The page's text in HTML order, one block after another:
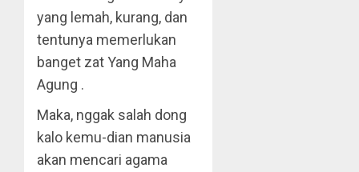
yang lemah, kurang, dan
tentunya memerlukan
banget zat Yang Maha
Agung .
Maka, nggak salah dong
kalo kemu-dian manusia
akan mencari agama